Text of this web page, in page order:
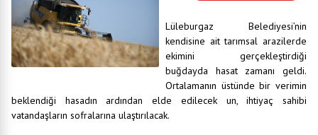
Lüleburgaz Belediyesi’nin
kendisine ait tarımsal arazilerde
ekimini gerçekleştirdiği
buğdayda hasat zamanı geldi.
Ortalamanın üstünde bir verimin
beklendiği hasadın ardından elde edilecek un, ihtiyaç sahibi
vatandaşların sofralarına ulaştırılacak.